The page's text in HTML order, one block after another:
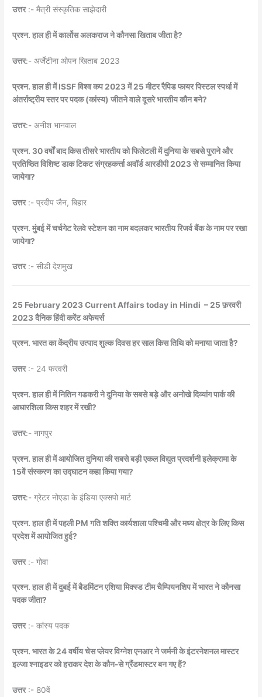
उत्तर:- मैत्री संस्कृतिक साझेदारी
प्रश्न. हाल ही में कार्लोस अलकराज ने कौनसा खिताब जीता है?
उत्तर:- अर्जेंटीना ओपन खिताब 2023
प्रश्न. हाल ही में ISSF विश्व कप 2023 में 25 मीटर रैपिड फायर पिस्टल स्पर्धा में
अंतर्राष्ट्रीय स्तर पर पदक (कांस्य) जीतने वाले दूसरे भारतीय कौन बने?
उत्तर:- अनीश भानवाल
प्रश्न. 30 वर्षों बाद किस तीसरे भारतीय को फिलेटली में दुनिया के सबसे पुराने और
प्रतिष्ठित विशिष्ट डाक टिकट संग्रहकर्त्ता अवॉर्ड आरडीपी 2023 से सम्मानित किया
जायेगा?
उत्तर:- प्रदीप जैन, बिहार
प्रश्न. मुंबई में चर्चगेट रेलवे स्टेशन का नाम बदलकर भारतीय रिजर्व बैंक के नाम पर रखा
जायेगा?
उत्तर:- सीडी देशमुख
25 February 2023 Current Affairs today in Hindi – 25 फ़रवरी
2023 दैनिक हिंदी करेंट अफेयर्स
प्रश्न. भारत का केंद्रीय उत्पाद शुल्क दिवस हर साल किस तिथि को मनाया जाता है?
उत्तर:- 24 फरवरी
प्रश्न. हाल ही में नितिन गडकरी ने दुनिया के सबसे बड़े और अनोखे दिव्यांग पार्क की
आधारशिला किस शहर में रखी?
उत्तर:- नागपुर
प्रश्न. हाल ही में आयोजित दुनिया की सबसे बड़ी एकल विद्युत प्रदर्शनी इलेक्रामा के
15वें संस्करण का उद्घाटन कहा किया गया?
उत्तर:- ग्रेटर नोएडा के इंडिया एक्सपो मार्ट
प्रश्न. हाल ही में पहली PM गति शक्ति कार्यशाला पश्चिमी और मध्य क्षेत्र के लिए किस
प्रदेश में आयोजित हुई?
उत्तर:- गोवा
प्रश्न. हाल ही में दुबई में बैडमिंटन एशिया मिक्स्ड टीम चैम्पियनशिप में भारत ने कौनसा
पदक जीता?
उत्तर:- कांस्य पदक
प्रश्न. भारत के 24 वर्षीय चेस प्लेयर विग्नेश एनआर ने जर्मनी के इंटरनेशनल मास्टर
इल्जा श्नाइडर को हराकर देश के कौन-से ग्रैंडमास्टर बन गए हैं?
उत्तर:- 80वें